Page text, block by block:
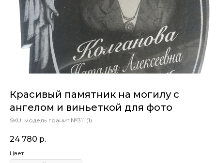
Красивый памятник на могилу с
ангелом и виньеткой для фото
SKU: модель гранит №311 (1)
24 780 р.
Цвет